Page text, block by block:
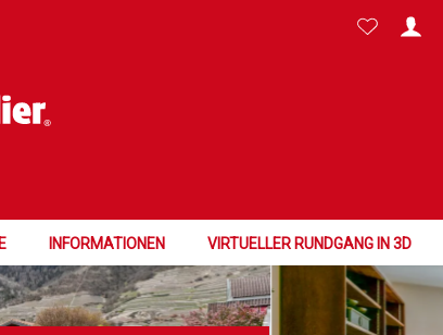
INFORMATIONEN VIRTUELLER RUNDGANG IN 3D